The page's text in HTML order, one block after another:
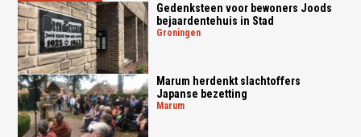
Gedenksteen voor bewoners Joods
bejaardentehuis in Stad
groningen
Marum herdenkt slachtoffers
Japanse bezetting
marum